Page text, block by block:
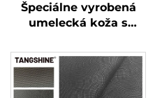
Špeciálne vyrobená
umelecká koža s
štruktúrou pre
oblečenie a bundy